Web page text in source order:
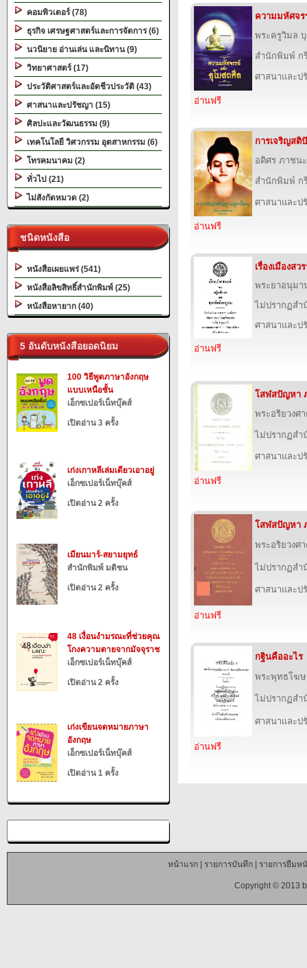
คอมพิวเตอร์ (78)
ธุรกิจ เศรษฐศาสตร์และการจัดการ (6)
นวนิยาย อ่านเล่น และนิทาน (9)
วิทยาศาสตร์ (17)
ประวัติศาสตร์และอัตชีวประวัติ (43)
ศาสนาและปรัชญา (15)
ศิลปะและวัฒนธรรม (9)
เทคโนโลยี วิศวกรรม อุตสาหกรรม (6)
โทรคมนาคม (2)
ทั่วไป (21)
ไม่สังกัดหมวด (2)
ชนิดหนังสือ
หนังสือเผยแพร่ (541)
หนังสือลิขสิทธิ์สำนักพิมพ์ (25)
หนังสือหายาก (40)
5 อันดับหนังสือยอดนิยม
100 วิธีพูดภาษาอังกฤษ
แบบเหนือชั้น
เอ็กซเปอร์เน็ทบุ๊คส์
เปิดอ่าน 3 ครั้ง
เก่งเกาหลีเล่มเดียวเอาอยู่
เอ็กซเปอร์เน็ทบุ๊คส์
เปิดอ่าน 2 ครั้ง
เมียนมาร์-สยามยุทธ์
สำนักพิมพ์ มติชน
เปิดอ่าน 2 ครั้ง
48 เงื่อนงำมรณะที่ช่วยคุณ
โกงความตายจากมัจจุราช
เอ็กซเปอร์เน็ทบุ๊คส์
เปิดอ่าน 2 ครั้ง
เก่งเขียนจดหมายภาษา
อังกฤษ
เอ็กซเปอร์เน็ทบุ๊คส์
เปิดอ่าน 1 ครั้ง
ความมหัศจร
พระครูวิมล
สำนักพิมพ์
ศาสนาและป
อ่านฟรี
การเจริญสติ
อดิศร ภาชน
สำนักพิมพ์
ศาสนาและป
อ่านฟรี
เรื่องเมืองสว
พระยาอนุมา
ไม่ปรากฏส
ศาสนาและป
อ่านฟรี
โสฬสปัญหา
พระอริยวงศ
ไม่ปรากฏส
ศาสนาและป
อ่านฟรี
โสฬสปัญหา
พระอริยวงศ
ไม่ปรากฏส
ศาสนาและป
อ่านฟรี
กฐินคืออะไร
พระพุทธโฆษ
ไม่ปรากฏส
ศาสนาและป
อ่านฟรี
หน้าแรก| รายการบันทึก| รายการยืมห
Copyright © 2013